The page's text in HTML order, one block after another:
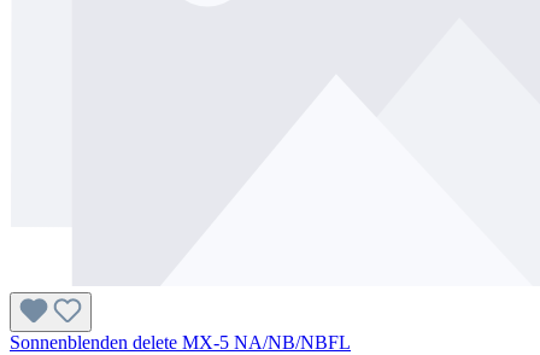
Sonnenblenden delete MX-5 NA/NB/NBFL